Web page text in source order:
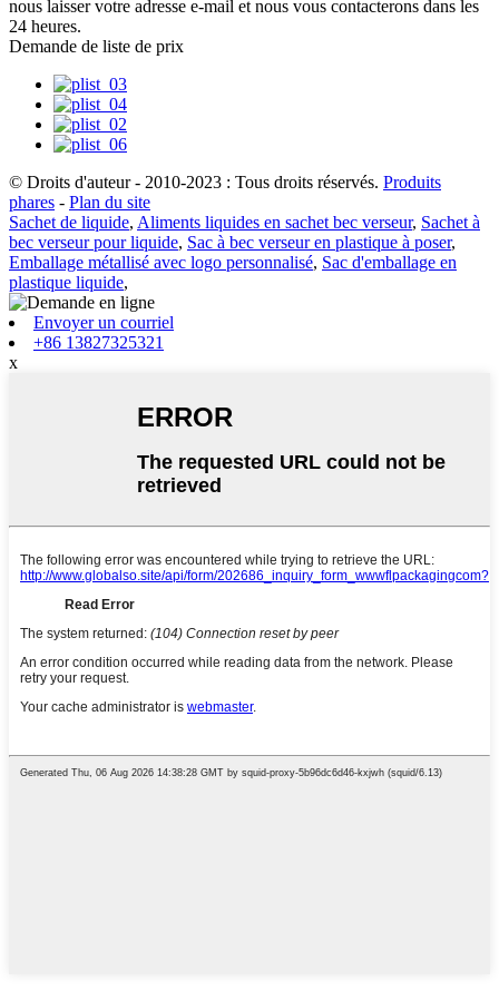
nous laisser votre adresse e-mail et nous vous contacterons dans les
24 heures.
Demande de liste de prix
© Droits d'auteur - 2010-2023 : Tous droits réservés. Produits
phares - Plan du site
Sachet de liquide, Aliments liquides en sachet bec verseur, Sachet à
bec verseur pour liquide, Sac à bec verseur en plastique à poser,
Emballage métallisé avec logo personnalisé, Sac d'emballage en
plastique liquide,
Envoyer un courriel
+86 13827325321
x